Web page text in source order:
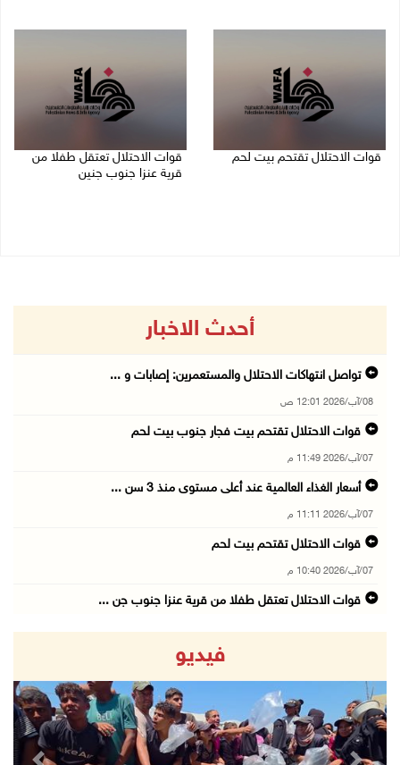
قوات الاحتلال تقتحم بيت لحم
قوات الاحتلال تعتقل طفلا من
قرية عنزا جنوب جنين
أحدث الاخبار
تواصل انتهاكات الاحتلال والمستعمرين: إصابات و ...
08/آب/2026 12:01 ص
قوات الاحتلال تقتحم بيت فجار جنوب بيت لحم
07/آب/2026 11:49 م
أسعار الغذاء العالمية عند أعلى مستوى منذ 3 سن ...
07/آب/2026 11:11 م
قوات الاحتلال تقتحم بيت لحم
07/آب/2026 10:40 م
قوات الاحتلال تعتقل طفلا من قرية عنزا جنوب جن ...
قوات الاحتلال تغلق مداخل يعبد جنوب غرب جنين
07/آب/2026 10:15 م
الاحتلال يعيق تنقل المواطنين ويقتحم بلدات شرق ...
07/آب/2026 08:52 م
فيديو